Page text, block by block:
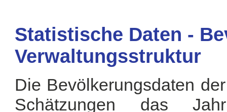
Statistische Daten -
Verwaltungsstruktur
Die Bevölkerungsdaten
Schätzungen das